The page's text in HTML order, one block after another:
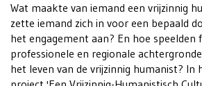
Wat maakte van iemand een vrijzinnig
zette iemand zich in voor een bepaald
het engagement aan? En hoe speelden
professionele en regionale
het leven van de vrijzinnig humanist? In